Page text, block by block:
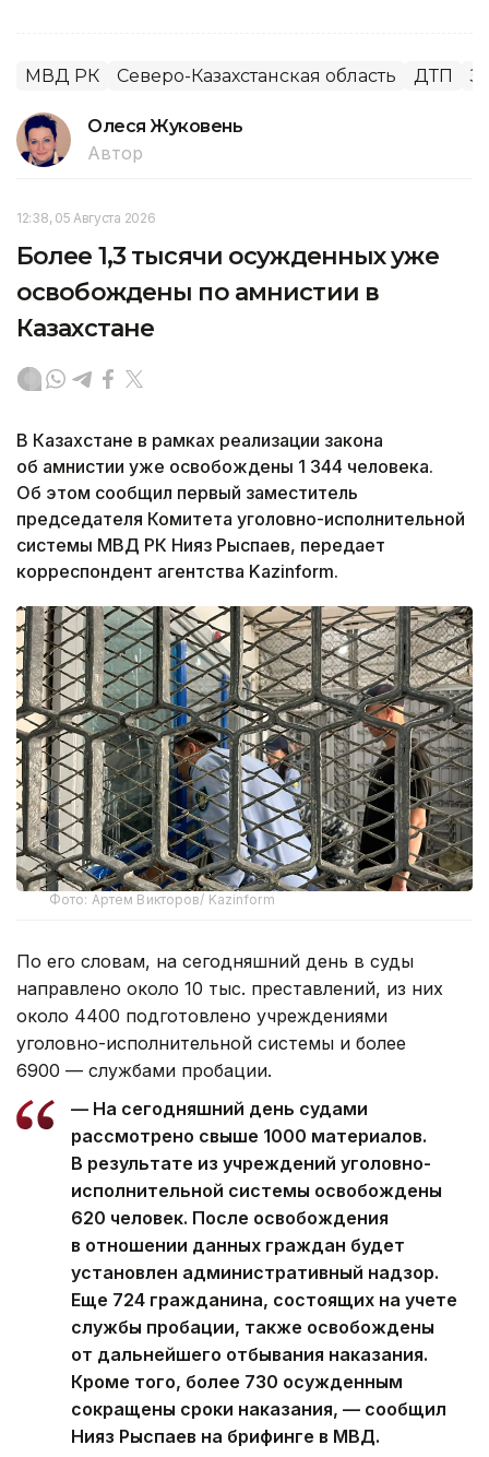
МВД РК Северо-Казахстанская область ДТП
Олеся Жуковень
Автор
12:38, 05 Августа 2026
Более 1,3 тысячи осужденных уже
освобождены по амнистии в
Казахстане
В Казахстане в рамках реализации закона
об амнистии уже освобождены 1 344 человека.
Об этом сообщил первый заместитель
председателя Комитета уголовно-исполнительной
системы МВД РК Нияз Рыспаев, передает
корреспондент агентства Kazinform.
Фото: Артем Викторов/ Kazinform
По его словам, на сегодняшний день в суды
направлено около 10 тыс. преставлений, из них
около 4400 подготовлено учреждениями
уголовно-исполнительной системы и более
6900 — службами пробации.
— На сегодняшний день судами
рассмотрено свыше 1000 материалов.
В результате из учреждений уголовно-
исполнительной системы освобождены
620 человек. После освобождения
в отношении данных граждан будет
установлен административный надзор.
Еще 724 гражданина, состоящих на учете
службы пробации, также освобождены
от дальнейшего отбывания наказания.
Кроме того, более 730 осужденным
сокращены сроки наказания, — сообщил
Нияз Рыспаев на брифинге в МВД.